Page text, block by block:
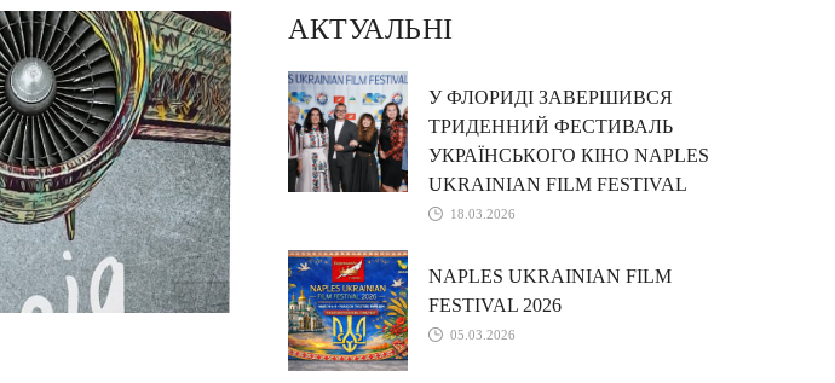
АКТУАЛЬНІ
У ФЛОРИДІ ЗАВЕРШИВСЯ
ТРИДЕННИЙ ФЕСТИВАЛЬ
УКРАЇНСЬКОГО КІНО NAPLES
UKRAINIAN FILM FESTIVAL
18.03.2026
NAPLES UKRAINIAN FILM
FESTIVAL 2026
05.03.2026